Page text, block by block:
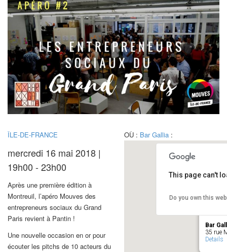
ÎLE-DE-FRANCE
mercredi 16 mai 2018 |
19h00 - 23h00
Après une première édition à
Montreuil, l’apéro Mouves des
entrepreneurs sociaux du Grand
Paris revient à Pantin !
Une nouvelle occasion en or pour
écouter les pitchs de 10 acteurs du
OÙ : Bar Gallia:
Bar
35 rue
Details
This page can't
Do you own this